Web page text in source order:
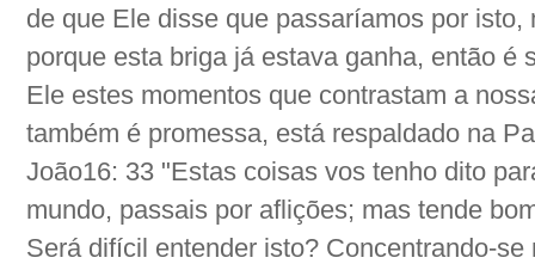
de que Ele disse que passaríamos por
porque esta briga já estava ganha, então é
Ele estes momentos que contrastam a
também é promessa, está respaldado na
João16: 33 "Estas coisas vos tenho dito
mundo, passais por aflições; mas tende
Será difícil entender isto? Concentrando-